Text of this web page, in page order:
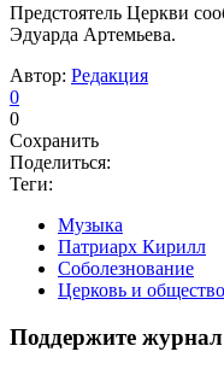
Предстоятель Церкви
Эдуарда Артемьева.
Автор: Редакция
0
0
Сохранить
Поделиться:
Теги:
Музыка
Патриарх Кирилл
Соболезнование
Церковь и общество
Поддержите